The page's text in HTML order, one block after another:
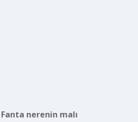
Fanta nerenin malı